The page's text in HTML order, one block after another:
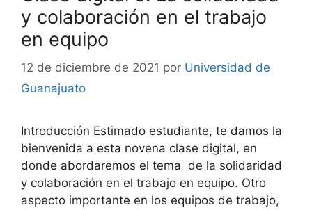
y colaboración en el trabajo
en equipo
12 de diciembre de 2021 por Universidad de
Guanajuato
Introducción Estimado estudiante, te damos la
bienvenida a esta novena clase digital, en
donde abordaremos el tema de la solidaridad
y colaboración en el trabajo en equipo. Otro
aspecto importante en los equipos de trabajo,